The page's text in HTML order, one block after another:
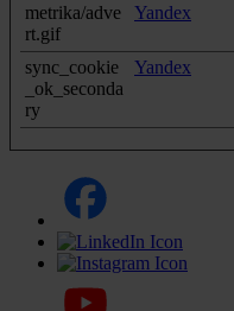
metrika/adve
rt.gif
Yandex
sync_cookie
_ok_seconda
ry
Yandex